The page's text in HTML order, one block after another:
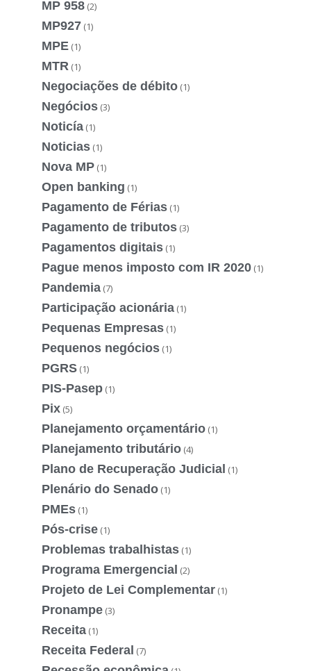
MP 958 (2)
MP927 (1)
MPE (1)
MTR (1)
Negociações de débito (1)
Negócios (3)
Noticía (1)
Noticias (1)
Nova MP (1)
Open banking (1)
Pagamento de Férias (1)
Pagamento de tributos (3)
Pagamentos digitais (1)
Pague menos imposto com IR 2020 (1)
Pandemia (7)
Participação acionária (1)
Pequenas Empresas (1)
Pequenos negócios (1)
PGRS (1)
PIS-Pasep (1)
Pix (5)
Planejamento orçamentário (1)
Planejamento tributário (4)
Plano de Recuperação Judicial (1)
Plenário do Senado (1)
PMEs (1)
Pós-crise (1)
Problemas trabalhistas (1)
Programa Emergencial (2)
Projeto de Lei Complementar (1)
Pronampe (3)
Receita (1)
Receita Federal (7)